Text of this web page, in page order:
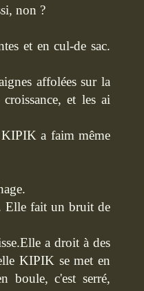
non ?
et en cul-de sac.
affolées sur la
et les ai
a faim même
Elle fait un bruit de
a droit à des
KIPIK se met en
boule, c'est serré,